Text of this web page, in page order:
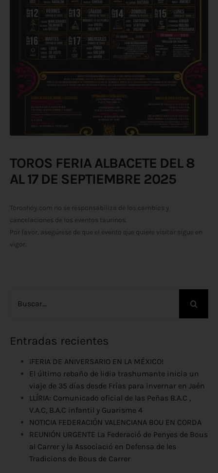
TOROS FERIA ALBACETE DEL 8
AL 17 DE SEPTIEMBRE 2025
Toroshoy.com no se responsabiliza de los cambios y
cancelaciones de los eventos taurinos.
Por favor, asegúrese de que el evento que quiere visitar sigue en
vigor.
Entradas recientes
¡FERIA DE ANIVERSARIO EN LA MÉXICO!
El último rebaño de lidia trashumante inicia un
viaje de 35 días desde Frías para invernar en Jaén
LLÍRIA: Comunicado oficial de las Peñas B.A.C ,
V.A.C, B.A.C infantil y Guarisme 4
NOTICIA FEDERACIÓN VALENCIANA BOU EN CORDA
REUNIÓN URGENTE La Federació de Penyes de Bous
al Carrer y la Associació en Defensa de les
Tradicions de Bous de Carrer